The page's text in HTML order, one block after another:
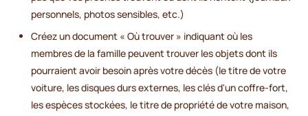
personnels, photos sensibles, etc.)
Créez un document « Où trouver » indiquant où les
membres de la famille peuvent trouver les objets dont ils
pourraient avoir besoin après votre décès (le titre de votre
voiture, les disques durs externes, les clés d'un coffre-fort,
les espèces stockées, le titre de propriété de votre maison,